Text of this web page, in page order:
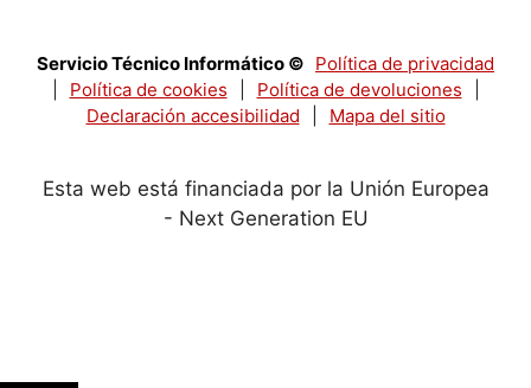
Servicio Técnico Informático © Política de privacidad
Política de cookies Política de devoluciones
Declaración accesibilidad
Mapa del sitio
Esta web está financiada por la Unión Europea
- Next Generation EU